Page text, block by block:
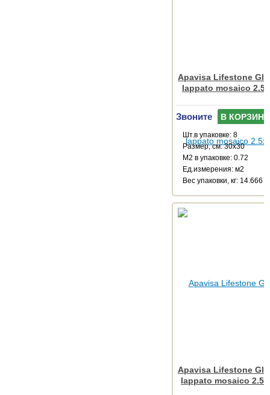
Apavisa Lifestone
lappato mosaico
Звоните В КОРЗИНУ
Шт.в упаковке: 8
Размер, см: 30x30
М2 в упаковке: 0.72
Ед.измерения: м2
Веc упаковки, кг: 14.666
Apavisa Lifestone
lappato mosaico